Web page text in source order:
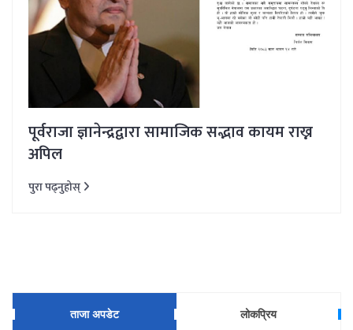
पूर्वराजा ज्ञानेन्द्रद्वारा सामाजिक सद्भाव कायम राख्न
अपिल
पुरा पढ्नुहोस्
ताजा अपडेट लोकप्रिय